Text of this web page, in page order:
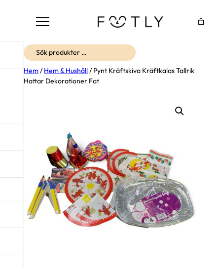
Sök
Hem / Hem & Hushåll / Pynt Kräftskiva Kräftkalas Tallrik
Hattar Dekorationer Fat